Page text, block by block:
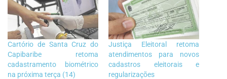
Cartório de Santa Cruz do
Capibaribe retoma
cadastramento biométrico
na próxima terça (14)
Justiça Eleitoral retoma
atendimentos para novos
cadastros eleitorais e
regularizações